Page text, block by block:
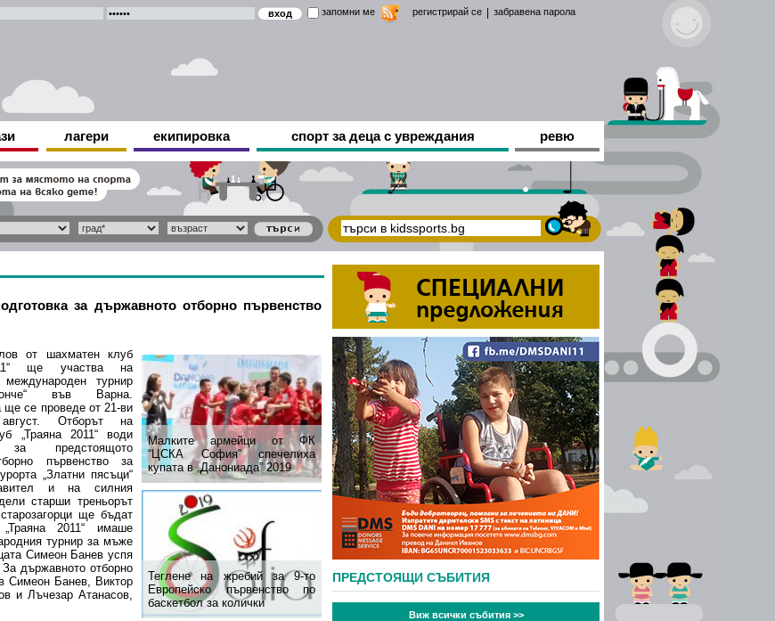
запомни ме регистрирай се забравена парола
лагери екипировка спорт за деца с увреждания ревю
за държавното отборно първенство
Малките армейци от ФК
“ЦСКА София” спечелиха
купата в „Данониада” 2019
Теглене на жребий за 9-то
Европейско първенство по
баскетбол за колички
от шахматен клуб
ще участва на
международен турнир
във Варна.
ще се проведе от 21-ви
Отборът на
„Траяна 2011“ води
за предстоящото
първенство за
„Златни пясъци“
и на силния
старши треньорът
ще бъдат
2011“ имаше
турнир за мъже
Симеон Банев успя
държавното отборно
Симеон Банев, Виктор
и Лъчезар Атанасов,
ПРЕДСТОЯЩИ СЪБИТИЯ
Виж всички събития >>